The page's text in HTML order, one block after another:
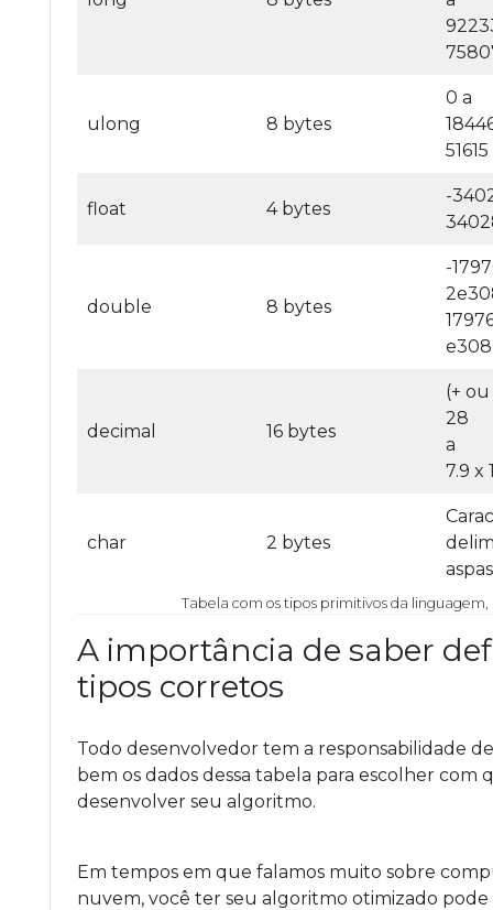
ulong 8 bytes
0 a
51615
float 4 bytes
-
double 8 bytes
-
e308
decimal 16 bytes
(+ ou
28
a
7.9 x
char 2 bytes
Tabela com os tipos primitivos da linguagem,
A importância de saber
tipos corretos
Todo desenvolvedor tem a responsabilidade
bem os dados dessa tabela para escolher com
desenvolver seu algoritmo.
Em tempos em que falamos muito sobre
nuvem, você ter seu algoritmo otimizado pode